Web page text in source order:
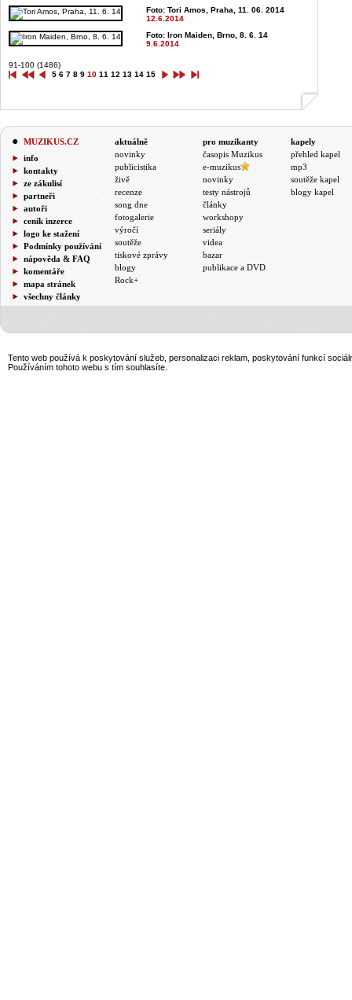
Foto: Tori Amos, Praha, 11. 06. 2014
12.6.2014
Foto: Iron Maiden, Brno, 8. 6. 14
9.6.2014
91-100 (1486)
5 6 7 8 9 10 11 12 13 14 15
MUZIKUS.CZ
info
kontakty
ze zákulisí
partneři
autoři
ceník inzerce
logo ke stažení
Podmínky používání
nápověda & FAQ
komentáře
mapa stránek
všechny články
aktuálně
novinky
publicistika
živě
recenze
song dne
fotogalerie
výročí
soutěže
tiskové zprávy
blogy
Rock+
pro muzikanty
časopis Muzikus
e-muzikus
novinky
testy nástrojů
články
workshopy
seriály
videa
bazar
publikace a DVD
kapely
přehled kapel
mp3
soutěže kapel
blogy kapel
Tento web používá k poskytování služeb, personalizaci reklam, poskytování funkcí
Používáním tohoto webu s tím souhlasíte.